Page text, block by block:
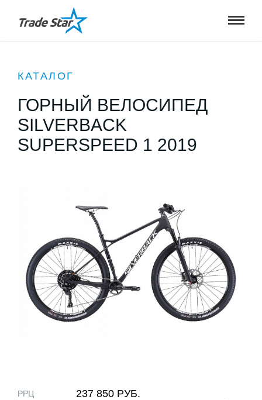
КАТАЛОГ
ГОРНЫЙ ВЕЛОСИПЕД
SILVERBACK
SUPERSPEED 1 2019
РРЦ 237 850 РУБ.